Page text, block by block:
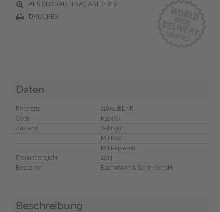
ALS SUCHAUFTRAG ANLEGEN
DRUCKEN
Daten
Referenz
116710BLNR
Code
K10467
Zustand
Sehr gut
Mit Box
Mit Papieren
Produktionsjahr
2014
Besitz von
Bachmann & Scher GmbH
Beschreibung